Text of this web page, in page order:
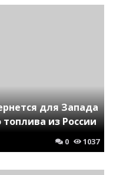
для Запада
из России
0 1037